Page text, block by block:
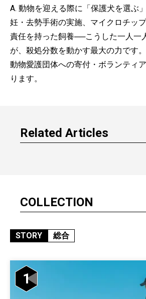
A. 動物を迎える際に「保護犬を選ぶ
妊・去勢手術の実施、マイクロチッ
責任を持った飼養──こうした一人一
が、殺処分数を動かす最大の力です
動物愛護団体への寄付・ボランティ
ります。
Related Articles
COLLECTION
STORY 総合
1